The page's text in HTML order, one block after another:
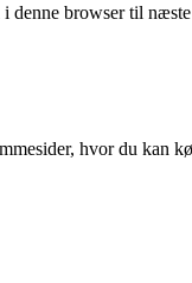
denne browser til
hvor du kan